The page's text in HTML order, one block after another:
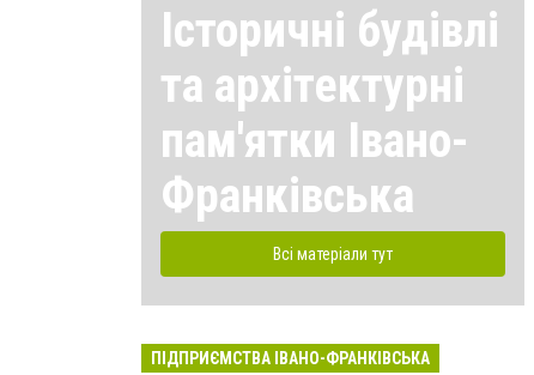
Історичні будівлі
та архітектурні
пам'ятки Івано-
Франківська
Всі матеріали тут
ПІДПРИЄМСТВА ІВАНО-ФРАНКІВСЬКА